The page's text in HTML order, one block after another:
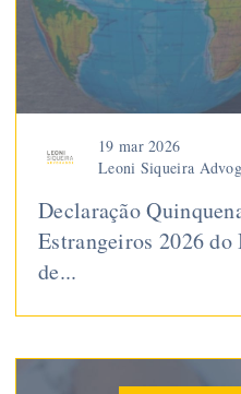
19 mar 2026
Leoni Siqueira
Declaração
Estrangeiros 2026 do
de...